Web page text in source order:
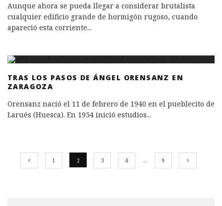
Aunque ahora se pueda llegar a considerar brutalista
cualquier edificio grande de hormigón rugoso, cuando
apareció esta corriente...
TRAS LOS PASOS DE ÁNGEL ORENSANZ EN
ZARAGOZA
Orensanz nació el 11 de febrero de 1940 en el pueblecito de
Larués (Huesca). En 1954 inició estudios...
1 2 3 4 … 9